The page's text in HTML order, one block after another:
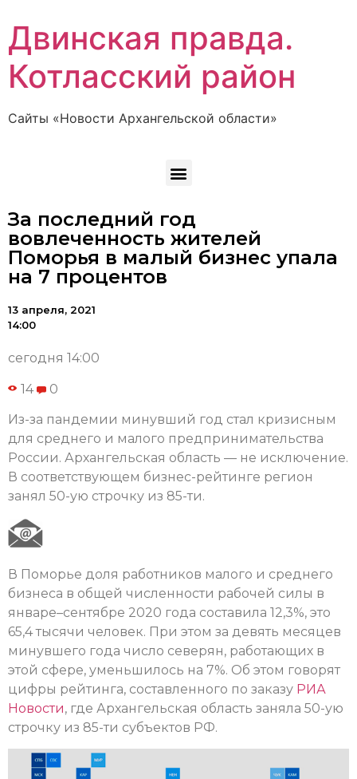
Двинская правда.
Котласский район
Сайты «Новости Архангельской области»
За последний год
вовлеченность жителей
Поморья в малый бизнес упала
на 7 процентов
13 апреля, 2021
14:00
сегодня 14:00
14 0
Из-за пандемии минувший год стал кризисным
для среднего и малого предпринимательства
России. Архангельская область — не исключение.
В соответствующем бизнес-рейтинге регион
занял 50-ую строчку из 85-ти.
В Поморье доля работников малого и среднего
бизнеса в общей численности рабочей силы в
январе–сентябре 2020 года составила 12,3%, это
65,4 тысячи человек. При этом за девять месяцев
минувшего года число северян, работающих в
этой сфере, уменьшилось на 7%. Об этом говорят
цифры рейтинга, составленного по заказу РИА
Новости, где Архангельская область заняла 50-ую
строчку из 85-ти субъектов РФ.